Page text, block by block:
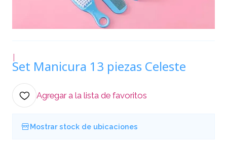
|
Set Manicura 13 piezas Celeste
Agregar a la lista de favoritos
Mostrar stock de ubicaciones